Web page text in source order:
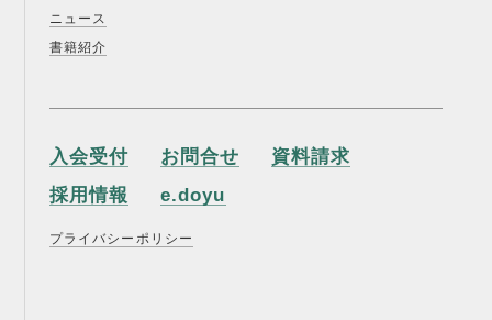
ニュース
書籍紹介
入会受付 お問合せ
資料請求
採用情報
e.doyu
プライバシーポリシー